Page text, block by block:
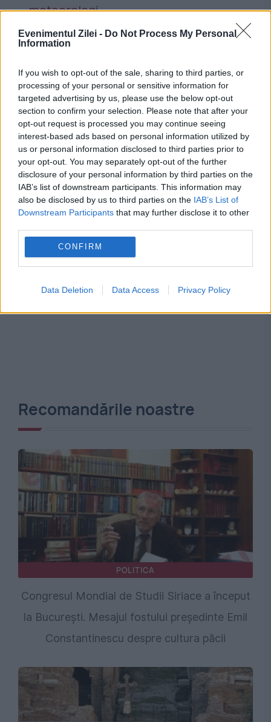
Evenimentul Zilei - Do Not Process My Personal
Information
If you wish to opt-out of the sale, sharing to third parties, or
processing of your personal or sensitive information for
targeted advertising by us, please use the below opt-out
section to confirm your selection. Please note that after your
opt-out request is processed you may continue seeing
interest-based ads based on personal information utilized by
us or personal information disclosed to third parties prior to
your opt-out. You may separately opt-out of the further
disclosure of your personal information by third parties on the
IAB’s list of downstream participants. This information may
also be disclosed by us to third parties on the IAB’s List of
Downstream Participants that may further disclose it to other
CONFIRM
Data Deletion Data Access Privacy Policy
meteorologi
Preț carburanți, 7 august 2026.
la benzinării
emil constantinescu lauda
principesa margareta victor ciorbea
Recomandările noastre
POLITICA
Congresul Mondial de Studii Siriace a început
la București. Mesajul fostului președinte Emil
Constantinescu despre cultura păcii